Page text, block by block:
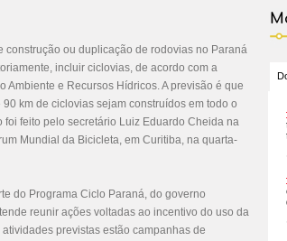
construção ou duplicação de rodovias no Paraná
incluir ciclovias, de acordo com a
Ambiente e Recursos Hídricos. A previsão é que
km de ciclovias sejam construídos em todo o
foi feito pelo secretário Luiz Eduardo Cheida na
Mundial da Bicicleta, em Curitiba, na quarta-
do Programa Ciclo Paraná, do governo
reunir ações voltadas ao incentivo do uso da
atividades previstas estão campanhas de